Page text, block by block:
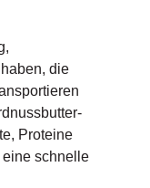
die
Proteine
eine schnelle